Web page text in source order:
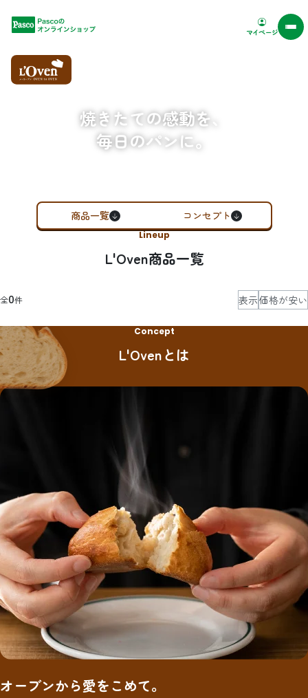
Pascoオンラインショップ マイページ
焼きたての感動を、
毎日のパンに。
商品一覧 コンセプト
Lineup
L'Oven商品一覧
全0件 表示価格が安い
Concept
L'Ovenとは
オーブンから愛をこめて。